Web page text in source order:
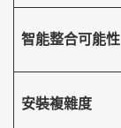
智能整合可能性
安裝複雜度